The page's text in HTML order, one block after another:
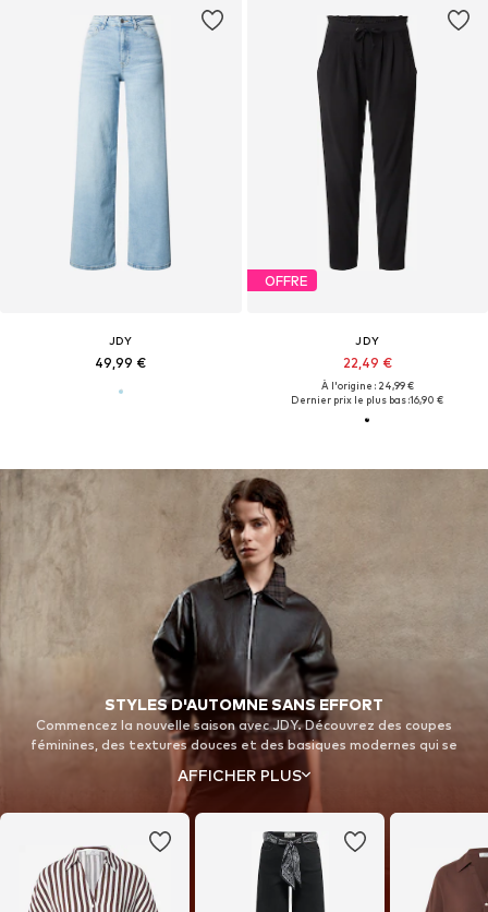
JDY
49,99 €
OFFRE
JDY
22,49 €
À l'origine : 24,99 €
Dernier prix le plus bas :16,90 €
STYLES D'AUTOMNE SANS EFFORT
Commencez la nouvelle saison avec JDY. Découvrez des coupes
féminines, des textures douces et des basiques modernes qui se
combinent, s'assortissent et se superposent sans effort pour
affronter les journées plus fraîches avec style.
AFFICHER PLUS